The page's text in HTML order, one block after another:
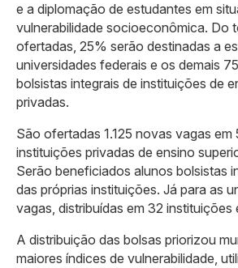
e a diplomação de estudantes em
vulnerabilidade socioeconômica. Do
ofertadas, 25% serão destinadas a
universidades federais e os demais
bolsistas integrais de instituições de
privadas.
São ofertadas 1.125 novas vagas em
instituições privadas de ensino
Serão beneficiados alunos bolsistas
das próprias instituições. Já para as
vagas, distribuídas em 32 instituições
A distribuição das bolsas priorizou
maiores índices de vulnerabilidade,